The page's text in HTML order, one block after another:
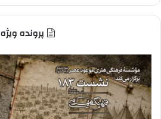
پرونده ویژه